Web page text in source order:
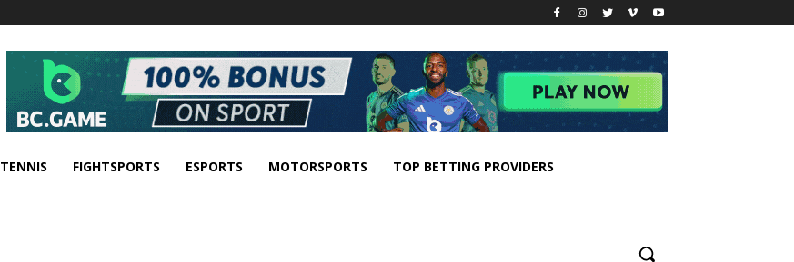
TENNIS FIGHTSPORTS ESPORTS MOTORSPORTS TOP BETTING PROVIDERS